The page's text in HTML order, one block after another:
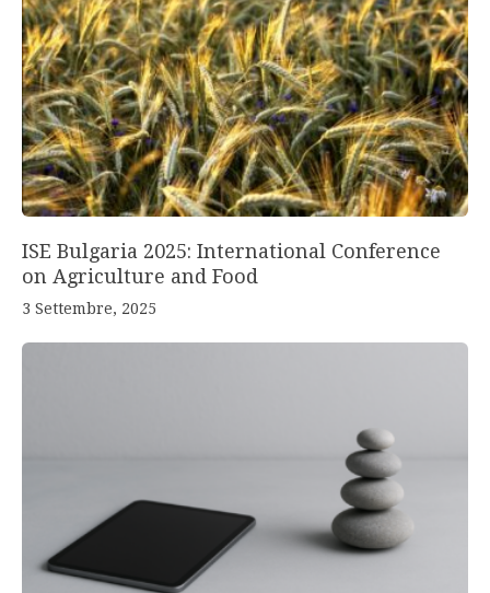
ISE Bulgaria 2025: International Conference
on Agriculture and Food
3 Settembre, 2025